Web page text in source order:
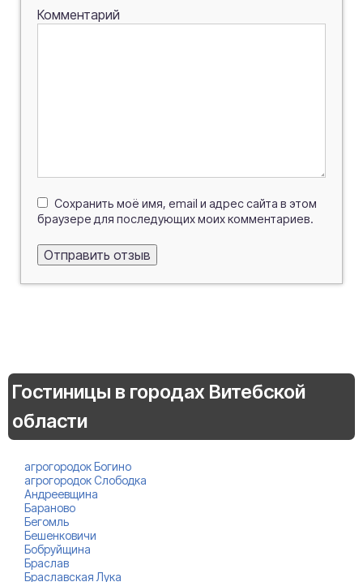
Комментарий
Сохранить моё имя, email и адрес сайта в этом
браузере для последующих моих комментариев.
Гостиницы в городах Витебской
области
агрогородок Богино
агрогородок Слободка
Андреевщина
Бараново
Бегомль
Бешенковичи
Бобруйщина
Браслав
Браславская Лука